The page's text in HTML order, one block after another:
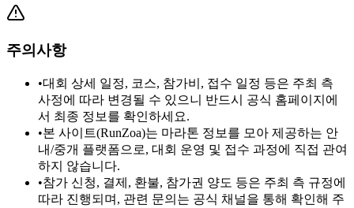
주의사항
•대회 상세 일정, 코스, 참가비, 접수 일정 등은 주최 측
사정에 따라 변경될 수 있으니 반드시 공식 홈페이지에
서 최종 정보를 확인하세요.
•본 사이트(RunZoa)는 마라톤 정보를 모아 제공하는 안
내/중개 플랫폼으로, 대회 운영 및 접수 과정에 직접 관여
하지 않습니다.
•참가 신청, 결제, 환불, 참가권 양도 등은 주최 측 규정에
따라 진행되며, 관련 문의는 공식 채널을 통해 확인해 주